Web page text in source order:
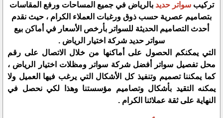
تركيبسواتر حديد بالرياض في جميع المساحات ورفع المقاسات
بتصاميم عصرية حسب ذوق ورغبات العملاء الكرام ، حيث نقدم
أحدث التصاميم الحديثة للسواتر بأرخص الأسعار في أماكن بيع
سواتر حديد شركة اختيار الرياض .
التي يمكنكم الحصول على أماكنها من خلال الاتصال على رقم
محل تفصيل سواتر أفضل شركة سواتر ومظلات اختيار الرياض ،
كما يمكننا تصميم وتنفيذ كل الأشكال التي يرغب فيها العميل ولا
يمكنه التقيد بأشكال وتصاميم مؤسستنا وهذا لكي نحصل في
النهاية على ثقة عملائنا الكرام .